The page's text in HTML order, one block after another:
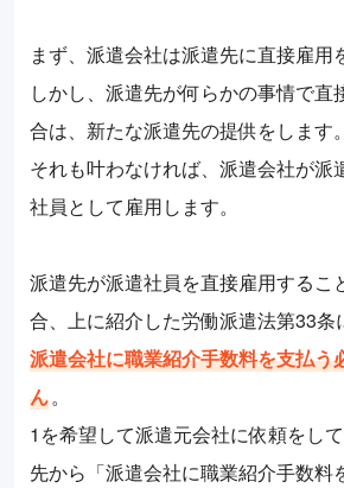
まず、派遣会社は派遣先に直接雇用
しかし、派遣先が何らかの事情で直
合は、新たな派遣先の提供をします。
それも叶わなければ、派遣会社が派
社員として雇用します。
派遣先が派遣社員を直接雇用するこ
合、上に紹介した労働派遣法第33条
派遣会社に職業紹介手数料を支払う
ん。
1を希望して派遣元会社に依頼をし
先から「派遣会社に職業紹介手数料